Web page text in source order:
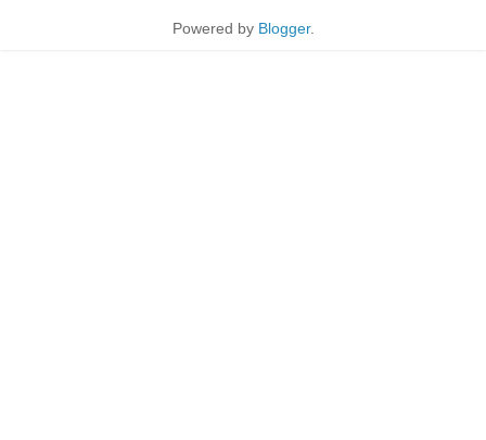
Powered by Blogger.